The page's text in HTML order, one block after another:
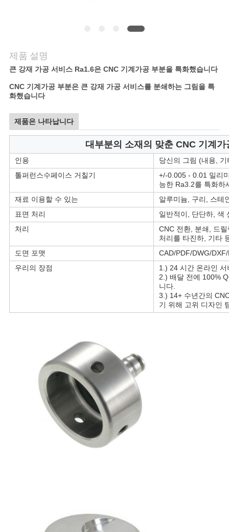
인
용
을
요
청
하
십
시
사
지
제품 설명
큰 강재 가공 서비스 Ra1.6은 CNC 기계가공 부분을 특화했습니다
CNC 기계가공 부분은 큰 강재 가공 서비스를 분쇄하는 그림을 특
화했습니다
제품은 나타납니다
대부분의 소재의 맞춘 CNC 기계
인용
당신의 그림 (내용,
톨퍼런스수페이스 거칠기
+/-0.005 - 0.01 밀리
능한 Ra3.2를 특화하
재료 이용할 수 있는
알루미늄, 구리, 스테
표면 처리
일반적이, 단단하, 색
처리
CNC 전환, 분쇄, 드
처리를 타진하, 기타
도면 포맷
CAD/PDF/DWG/
우리의 장점
1.) 24 시간 온라인
2.) 배달 전에 100%
니다.
3.) 14+ 수년간의
기 위해 고위 디자인